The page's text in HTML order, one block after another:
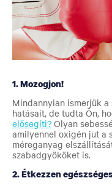
1. Mozogjon!
Mindannyian ismerjük
hatásait, de tudta Ön,
elősegíti? Olyan
amilyennel oxigén jut a
méreganyag
szabadgyököket is.
2. Étkezzen